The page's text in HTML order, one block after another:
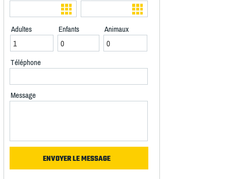
Adultes Enfants Animaux
Téléphone
Message